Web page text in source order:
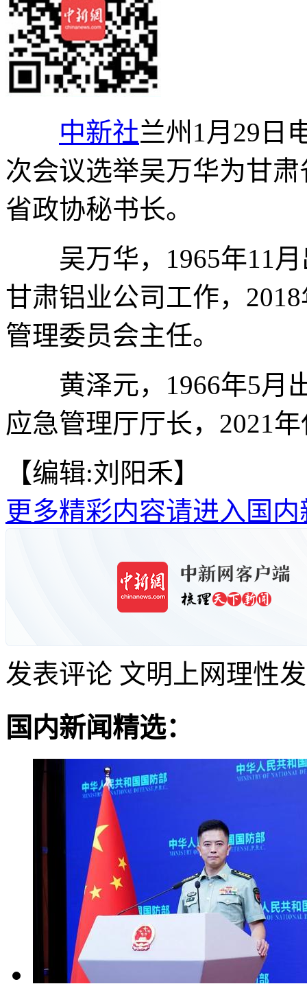
中新社兰州1月29日
次会议选举吴万华为甘
省政协秘书长。
吴万华，1965年11月
甘肃铝业公司工作，
管理委员会主任。
黄泽元，1966年5月
应急管理厅厅长，2021
【编辑:刘阳禾】
更多精彩内容请进入国内
发表评论 文明上网理性
国内新闻精选：